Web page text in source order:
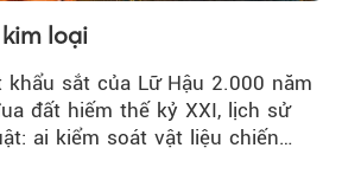
loại
khẩu sắt của Lữ Hậu 2.000 năm
đất hiếm thế kỷ XXI, lịch sử
ai kiểm soát vật liệu chiến